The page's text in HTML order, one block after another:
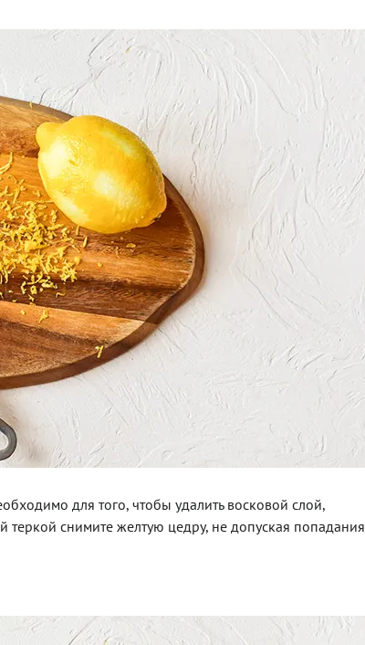
для того, чтобы удалить восковой слой,
снимите желтую цедру, не допуская попадания